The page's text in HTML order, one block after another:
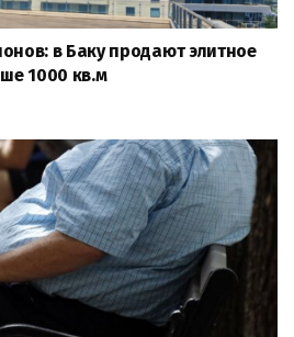
в Баку продают элитное
1000 кв.м